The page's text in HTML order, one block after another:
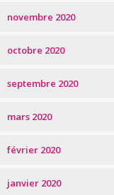
novembre 2020
octobre 2020
septembre 2020
mars 2020
février 2020
janvier 2020